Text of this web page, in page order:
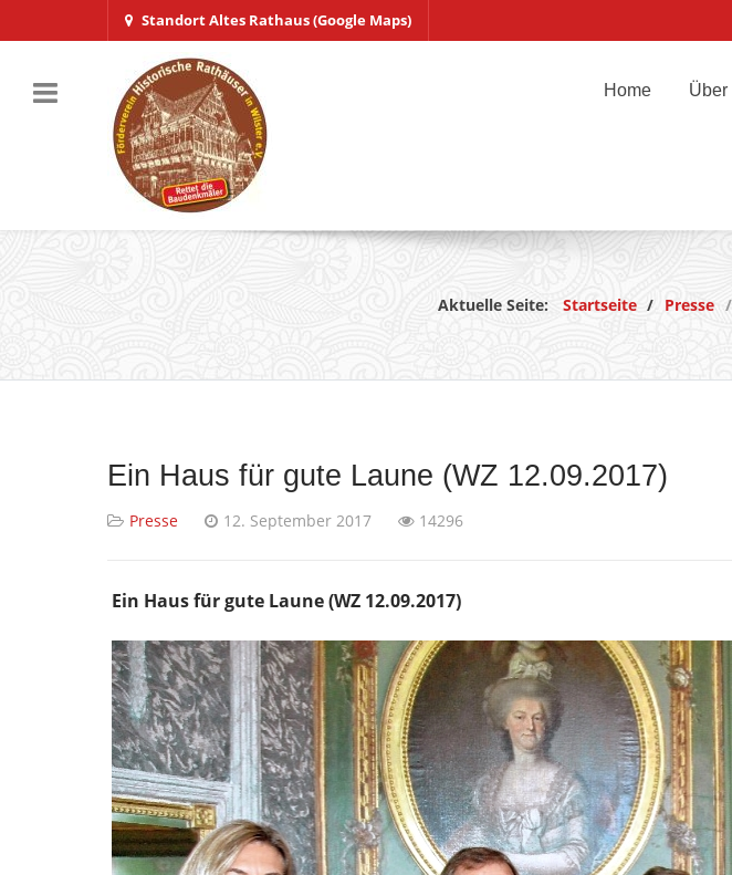
Standort Altes Rathaus (Google Maps)
Home Über
Aktuelle Seite: Startseite Presse
Ein Haus für gute Laune (WZ 12.09.2017)
Presse 12. September 2017 14296
Ein Haus für gute Laune (WZ 12.09.2017)